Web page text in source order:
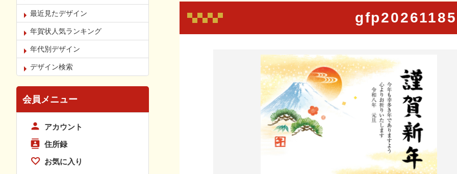
最近見たデザイン
年賀状人気ランキング
年代別デザイン
デザイン検索
会員メニュー
アカウント
住所録
お気に入り